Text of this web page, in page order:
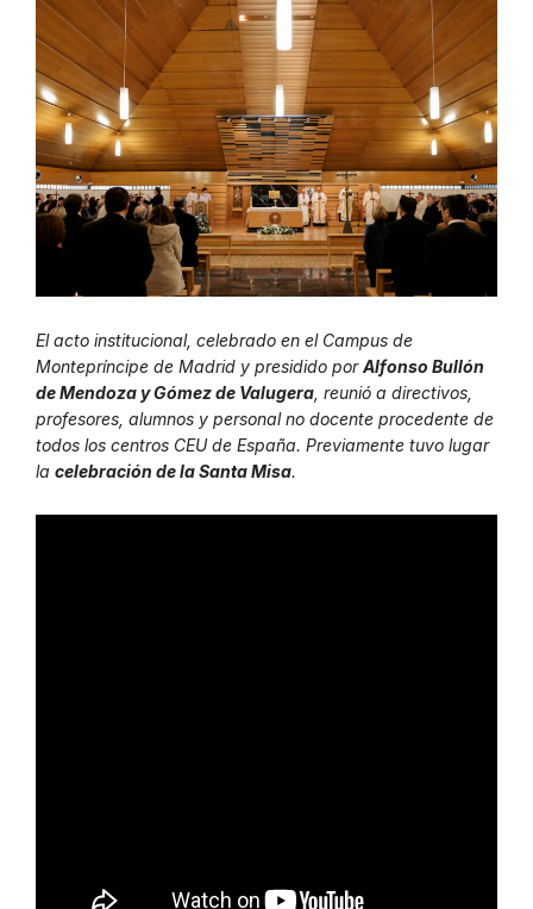
El acto institucional, celebrado en el Campus de
Montepríncipe de Madrid y presidido porAlfonso Bullón
de Mendoza y Gómez de Valugera , reunió a directivos,
profesores, alumnos y personal no docente procedente de
todos los centros CEU de España. Previamente tuvo lugar
la celebración de la Santa Misa.